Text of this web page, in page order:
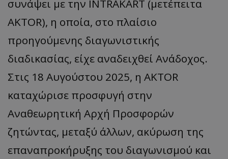
συνάψει με την INTRAKART (μετέπειτα
ΑΚΤΟR), η οποία, στo πλαίσιo
προηγούμενης διαγωνιστικής
διαδικασίας, είχε αναδειχθεί Ανάδοχος.
Στις 18 Αυγούστου 2025, η ΑΚΤΟR
καταχώρισε προσφυγή στην
Αναθεωρητική Αρχή Προσφορών
ζητώντας, μεταξύ άλλων, ακύρωση της
επαναπροκήρυξης του διαγωνισμού και